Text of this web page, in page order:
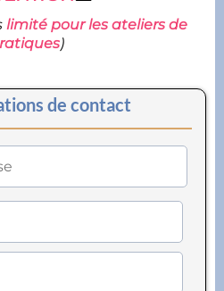
limité pour les ateliers de
)
de contact